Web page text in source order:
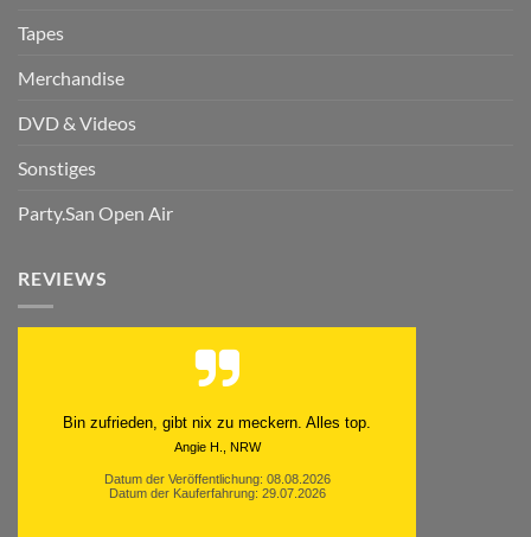
Tapes
Merchandise
DVD & Videos
Sonstiges
Party.San Open Air
REVIEWS
Bin zufrieden, gibt nix zu meckern. Alles top.
Angie H., NRW
Datum der Veröffentlichung: 08.08.2026
Datum der Kauferfahrung: 29.07.2026